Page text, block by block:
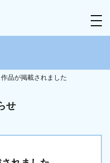
品が掲載されました
せ